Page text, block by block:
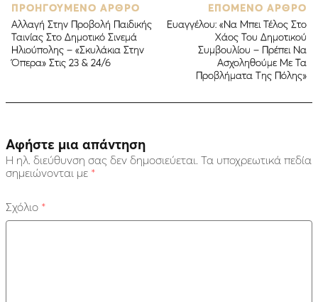
ΠΡΟΗΓΟΥΜΕΝΟ ΑΡΘΡΟ
Αλλαγή Στην Προβολή Παιδικής
Ταινίας Στο Δημοτικό Σινεμά
Ηλιούπολης – «Σκυλάκια Στην
Όπερα» Στις 23 & 24/6
ΕΠΟΜΕΝΟ ΑΡΘΡΟ
Ευαγγέλου: «Να Μπει Τέλος Στο
Χάος Του Δημοτικού
Συμβουλίου – Πρέπει Να
Ασχοληθούμε Με Τα
Προβλήματα Της Πόλης»
Αφήστε μια απάντηση
Η ηλ. διεύθυνση σας δεν δημοσιεύεται. Τα υποχρεωτικά πεδία
σημειώνονται με *
Σχόλιο *